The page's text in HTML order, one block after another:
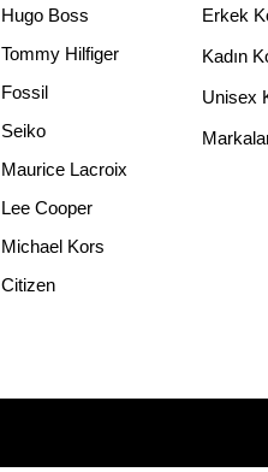
Hugo Boss
Tommy Hilfiger
Fossil
Seiko
Maurice Lacroix
Lee Cooper
Michael Kors
Citizen
Erkek
Kadın
Unisex